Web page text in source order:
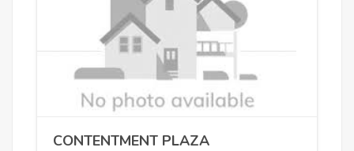
CONTENTMENT PLAZA